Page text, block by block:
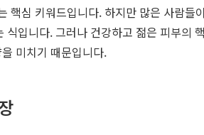
심 키워드입니다. 하지만 많은 사람
입니다. 그러나 건강하고 젊은 피부
미치기 때문입니다.